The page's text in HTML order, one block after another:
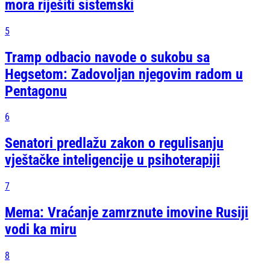
mora riješiti sistemski
5
Tramp odbacio navode o sukobu sa
Hegsetom: Zadovoljan njegovim radom u
Pentagonu
6
Senatori predlažu zakon o regulisanju
vještačke inteligencije u psihoterapiji
7
Mema: Vraćanje zamrznute imovine Rusiji
vodi ka miru
8